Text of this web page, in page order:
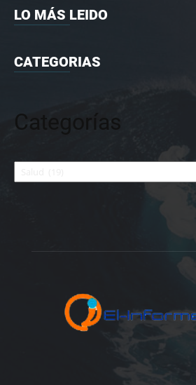
LO MÁS LEIDO
CATEGORIAS
Categorías
Categorías